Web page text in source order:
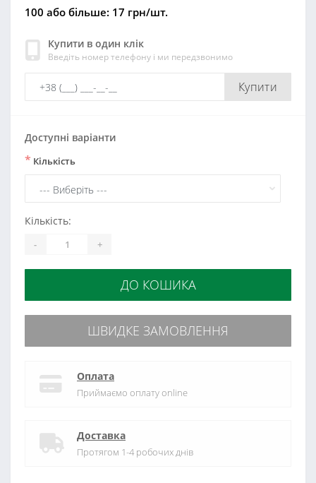
100 або більше: 17 грн/шт.
Купити в один клік
Введіть номер телефону і ми передзвонимо
Купити
Доступні варіанти
* Кількість
Кількість:
- +
ДО КОШИКА
ШВИДКЕ ЗАМОВЛЕННЯ
Оплата
Приймаємо оплату online
Доставка
Протягом 1-4 робочих днів